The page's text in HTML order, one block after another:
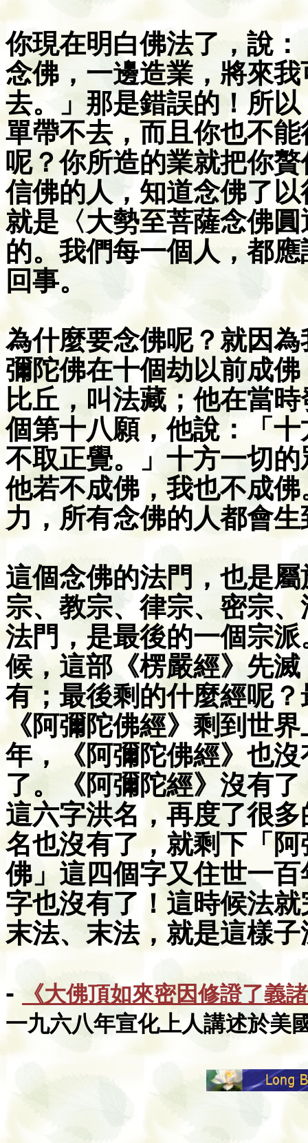
你現在明白佛法了，說
念佛，一邊造業，將來
去。」那是錯誤的！所
單帶不去，而且你也不
呢？你所造的業就把你
信佛的人，知道念佛了
就是〈大勢至菩薩念佛
的。我們每一個人，都
回事。
為什麼要念佛呢？就因
彌陀佛在十個劫以前成
比丘，叫法藏；他在當
個第十八願，他說：「
不取正覺。」十方一切
他若不成佛，我也不成
力，所有念佛的人都會
這個念佛的法門，也是
宗、教宗、律宗、密宗
法門，是最後的一個宗
候，這部《楞嚴經》先
有；最後剩的什麼經呢
《阿彌陀佛經》剩到世
年，《阿彌陀佛經》也
了。《阿彌陀經》沒有
這六字洪名，再度了很
名也沒有了，就剩下「
佛」這四個字又住世一
字也沒有了！這時候法
末法、末法，就是這樣子
-
《大佛頂如來密因修證了義
一九六八年宣化上人講述於美